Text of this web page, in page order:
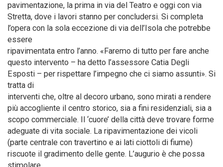
pavimentazione, la prima in via del Teatro e oggi con via
Stretta, dove i lavori stanno per concludersi. Si completa
l’opera con la sola eccezione di via dell’Isola che potrebbe
essere
ripavimentata entro l’anno. «Faremo di tutto per fare anche
questo intervento – ha detto l’assessore Catia Degli
Esposti – per rispettare l’impegno che ci siamo assunti». Si
tratta di
interventi che, oltre al decoro urbano, sono mirati a rendere
più accogliente il centro storico, sia a fini residenziali, sia a
scopo commerciale. Il ‘cuore’ della città deve trovare forme
adeguate di vita sociale. La ripavimentazione dei vicoli
(parte centrale con travertino e ai lati ciottoli di fiume)
riscuote il gradimento delle gente. L’augurio è che possa